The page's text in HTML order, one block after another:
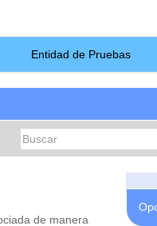
Entidad de Pruebas
de manera